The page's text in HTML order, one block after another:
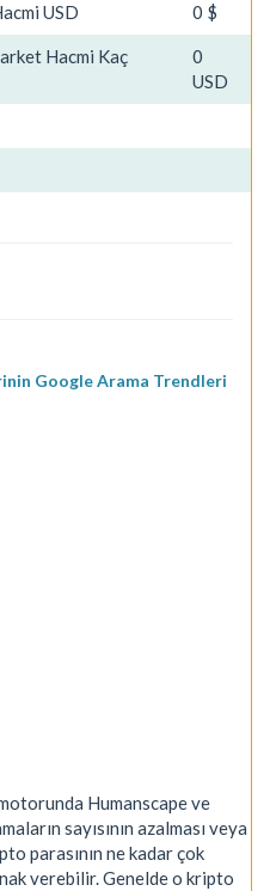
USD 0 $
Hacmi Kaç
0
USD
Google Arama Trendleri
Humanscape ve
sayısının azalması veya
parasının ne kadar çok
verebilir. Genelde o kripto